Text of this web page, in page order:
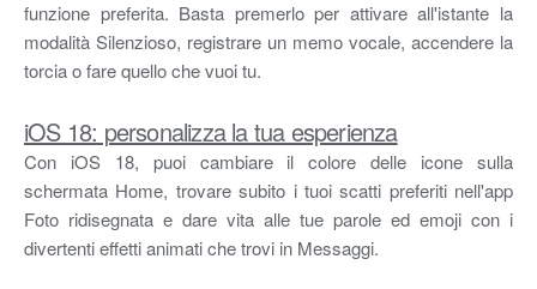
funzione preferita. Basta premerlo per attivare all'istante la
modalità Silenzioso, registrare un memo vocale, accendere la
torcia o fare quello che vuoi tu.
iOS 18: personalizza la tua esperienza
Con iOS 18, puoi cambiare il colore delle icone sulla
schermata Home, trovare subito i tuoi scatti preferiti nell'app
Foto ridisegnata e dare vita alle tue parole ed emoji con i
divertenti effetti animati che trovi in Messaggi.